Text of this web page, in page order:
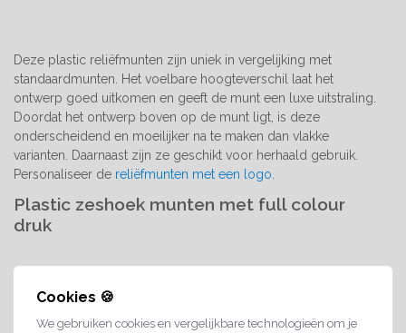
Cookies 🍪
We gebruiken cookies en vergelijkbare technologieën om je
Deze plastic reliëfmunten zijn uniek in vergelijking met
standaardmunten. Het voelbare hoogteverschil laat het
ontwerp goed uitkomen en geeft de munt een luxe uitstraling.
Doordat het ontwerp boven op de munt ligt, is deze
onderscheidend en moeilijker na te maken dan vlakke
varianten. Daarnaast zijn ze geschikt voor herhaald gebruik.
Personaliseer de reliëfmunten met een logo.
Plastic zeshoek munten met full colour
druk
Deze plastic munten zijn uniek door hun zeshoekige vorm; ze